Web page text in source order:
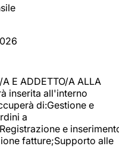
E ADDETTO/A ALLA
inserita all'interno
di:Gestione e
a
e
fatture;Supporto alle